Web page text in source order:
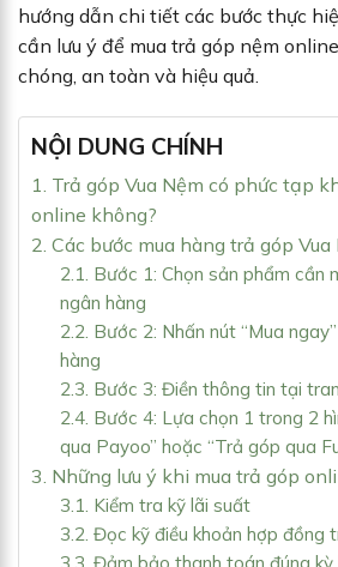
hướng dẫn chi tiết các bước thực
cần lưu ý để mua trả góp nệm
chóng, an toàn và hiệu quả.
NỘI DUNG CHÍNH
1. Trả góp Vua Nệm có phức tạp
online không?
2. Các bước mua hàng trả góp
2.1. Bước 1: Chọn sản phẩm cần
ngân hàng
2.2. Bước 2: Nhấn nút “Mua
hàng
2.3. Bước 3: Điền thông tin tại
2.4. Bước 4: Lựa chọn 1 trong 2
qua Payoo” hoặc “Trả góp qua
3. Những lưu ý khi mua trả góp
3.1. Kiểm tra kỹ lãi suất
3.2. Đọc kỹ điều khoản hợp đồng